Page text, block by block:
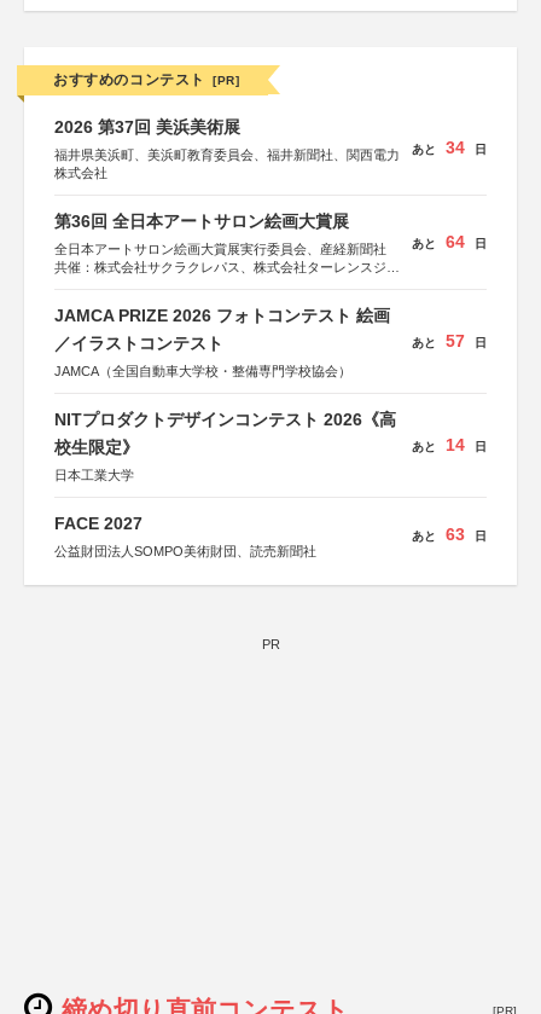
おすすめのコンテスト [PR]
2026 第37回 美浜美術展
福井県美浜町、美浜町教育委員会、福井新聞社、関西電力
株式会社
あと 34 日
第36回 全日本アートサロン絵画大賞展
全日本アートサロン絵画大賞展実行委員会、産経新聞社
共催：株式会社サクラクレパス、株式会社ターレンスジャ
あと 64 日
JAMCA PRIZE 2026 フォトコンテスト 絵画
／イラストコンテスト
JAMCA（全国自動車大学校・整備専門学校協会）
あと 57 日
NITプロダクトデザインコンテスト 2026《高
校生限定》
日本工業大学
あと 14 日
FACE 2027
公益財団法人SOMPO美術財団、読売新聞社
あと 63 日
PR
[PR]